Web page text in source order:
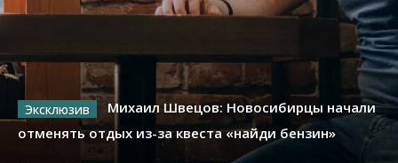
Михаил Швецов: Новосибирцы начали
отменять отдых из-за квеста «найди бензин»